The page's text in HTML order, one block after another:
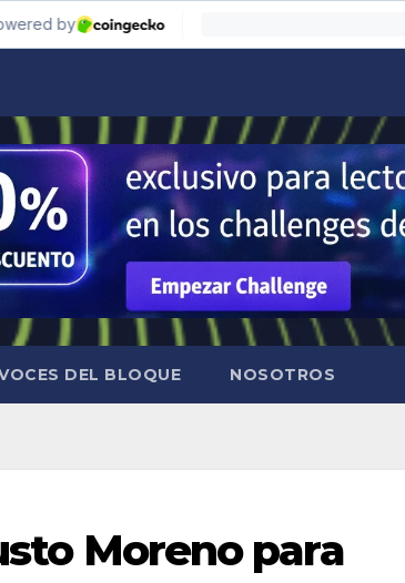
DEL BLOQUE NOSOTROS
Moreno para